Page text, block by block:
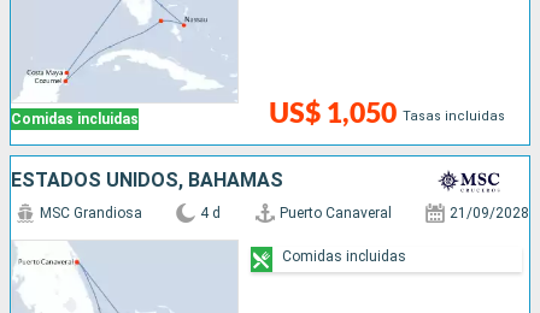
Comidas incluidas US$ 1,050 Tasas incluidas
ESTADOS UNIDOS, BAHAMAS
MSC Grandiosa 4 d Puerto Canaveral 21/09/2028
Comidas incluidas